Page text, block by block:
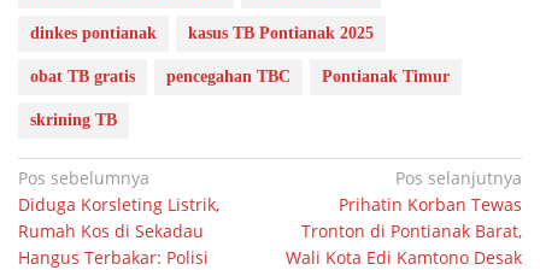
dinkes pontianak kasus TB Pontianak 2025
obat TB gratis pencegahan TBC Pontianak Timur
skrining TB
Navigasi
pos
Pos sebelumnya
Diduga Korsleting Listrik,
Rumah Kos di Sekadau
Hangus Terbakar: Polisi
Pos selanjutnya
Prihatin Korban Tewas
Tronton di Pontianak Barat,
Wali Kota Edi Kamtono Desak